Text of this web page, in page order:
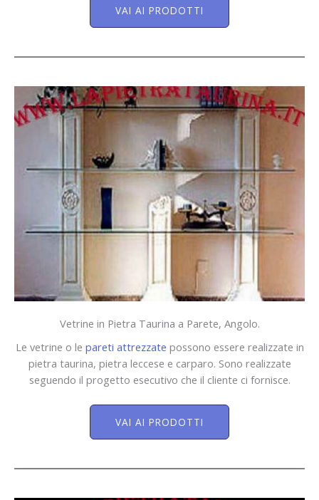
VAI AI PRODOTTI
Vetrine in Pietra Taurina a Parete, Angolo.
Le vetrine o le pareti attrezzate possono essere realizzate in
pietra taurina, pietra leccese e carparo. Sono realizzate
seguendo il progetto esecutivo che il cliente ci fornisce.
VAI AI PRODOTTI